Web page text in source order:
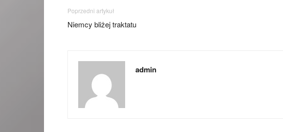
Poprzedni artykuł
Niemcy bliżej traktatu
admin